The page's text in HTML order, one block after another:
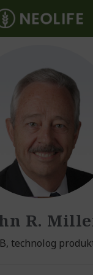
R.
technolog